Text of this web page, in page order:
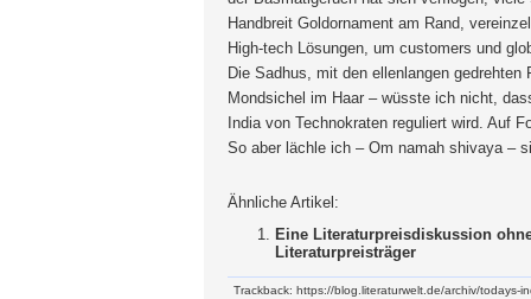
Handbreit Goldornament am Rand,
High-tech Lösungen, um customers und
Die Sadhus, mit den ellenlangen
Mondsichel im Haar – wüsste ich nicht,
India von Technokraten reguliert wird. Auf
So aber lächle ich – Om namah shivaya –
Ähnliche Artikel:
Eine Literaturpreisdiskussion
Literaturpreisträger
Trackback: https://blog.literaturwelt.de/archiv/todays-